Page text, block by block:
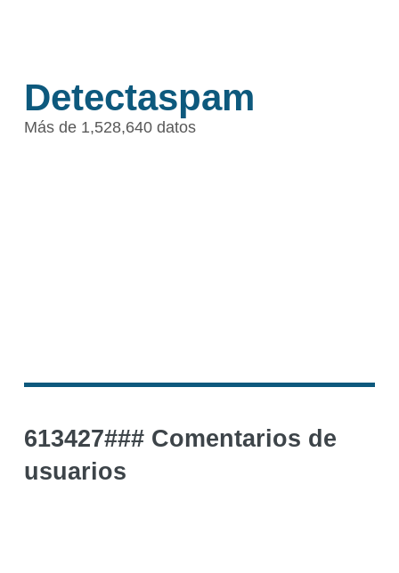
Detectaspam
Más de 1,528,640 datos
613427### Comentarios de
usuarios